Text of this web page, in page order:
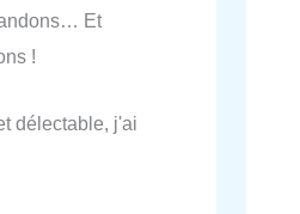
Et
!
délectable, j'ai